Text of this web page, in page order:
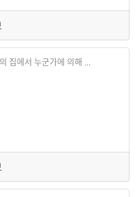
집에서 누군가에 의해 ...